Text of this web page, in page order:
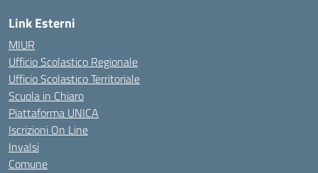
Link Esterni
MIUR
Ufficio Scolastico Regionale
Ufficio Scolastico Territoriale
Scuola in Chiaro
Piattaforma UNICA
Iscrizioni On Line
Invalsi
Comune